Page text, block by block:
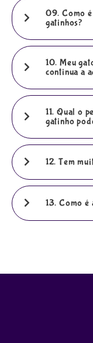
09. Como
gatinhos?
10. Meu
continua a
11. Qual o
gatinho
12. Tem
13. Como é